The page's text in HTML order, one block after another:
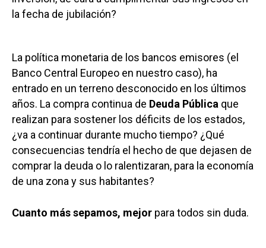
la fecha de jubilación?
La política monetaria de los bancos emisores (el
Banco Central Europeo en nuestro caso), ha
entrado en un terreno desconocido en los últimos
años. La compra continua de Deuda Pública que
realizan para sostener los déficits de los estados,
¿va a continuar durante mucho tiempo? ¿Qué
consecuencias tendría el hecho de que dejasen de
comprar la deuda o lo ralentizaran, para la economía
de una zona y sus habitantes?
Cuanto más sepamos, mejor para todos sin duda.